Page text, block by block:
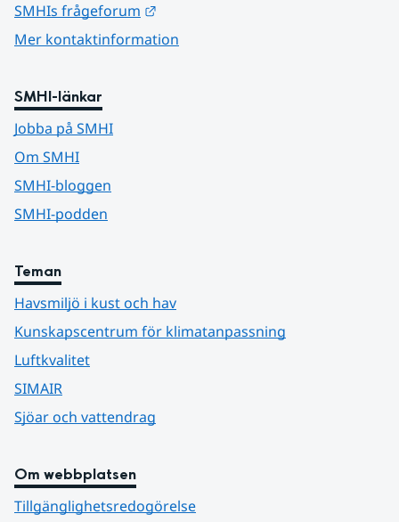
SMHIs frågeforum
Mer kontaktinformation
SMHI-länkar
Jobba på SMHI
Om SMHI
SMHI-bloggen
SMHI-podden
Teman
Havsmiljö i kust och hav
Kunskapscentrum för klimatanpassning
Luftkvalitet
SIMAIR
Sjöar och vattendrag
Om webbplatsen
Tillgänglighetsredogörelse